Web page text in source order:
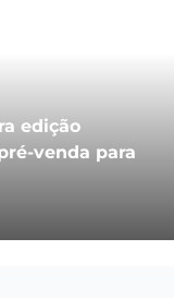
edição
venda para